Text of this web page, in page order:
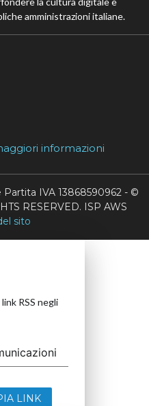
amministrazioni italiane.
informazioni
IVA 13868590962 - ©
RESERVED. ISP AWS
sito
RSS negli
LINK